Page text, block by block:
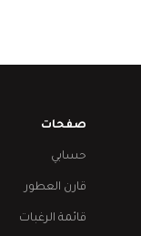
صفحات
حسابي
قارن العطور
قائمة الرغبات